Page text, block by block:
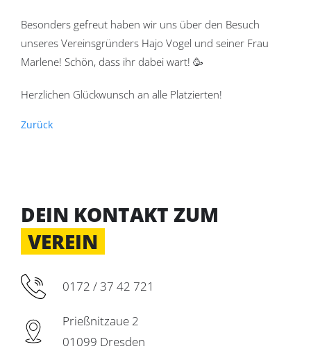
Besonders gefreut haben wir uns über den Besuch
unseres Vereinsgründers Hajo Vogel und seiner Frau
Marlene! Schön, dass ihr dabei wart! 🥳
Herzlichen Glückwunsch an alle Platzierten!
Zurück
DEIN KONTAKT ZUM
VEREIN
0172 / 37 42 721
Prießnitzaue 2
01099 Dresden